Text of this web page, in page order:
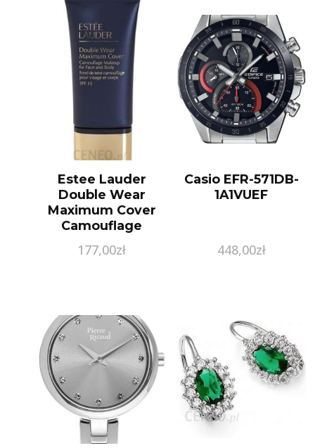
Estee Lauder
Double Wear
Maximum Cover
Camouflage
4N2 Spice Sand
177,00zł
Casio EFR-571DB-
1A1VUEF
448,00zł